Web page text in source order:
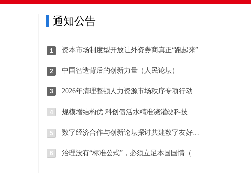
资本市场制度型开放让外资券商真正“跑起来”
中国智造背后的创新力量（人民论坛）
2026年清理整顿人力资源市场秩序专项行动部署开展
规模增结构优 科创债活水精准浇灌硬科技
数字经济合作与创新论坛探讨共建数字友好未来
治理没有“标准公式”，必须立足本国国情（国际论坛·读懂中国·读懂中国式现代化）
通知公告